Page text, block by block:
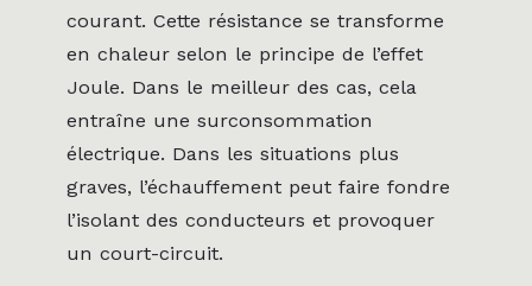
courant. Cette résistance se transforme
en chaleur selon le principe de l’effet
Joule. Dans le meilleur des cas, cela
entraîne une surconsommation
électrique. Dans les situations plus
graves, l’échauffement peut faire fondre
l’isolant des conducteurs et provoquer
un court-circuit.